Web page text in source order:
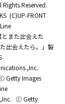
Rights Reserved.
(C)UP-FRONT
また出会えた
出会えたら。」製
Getty Images
ⓒ Getty